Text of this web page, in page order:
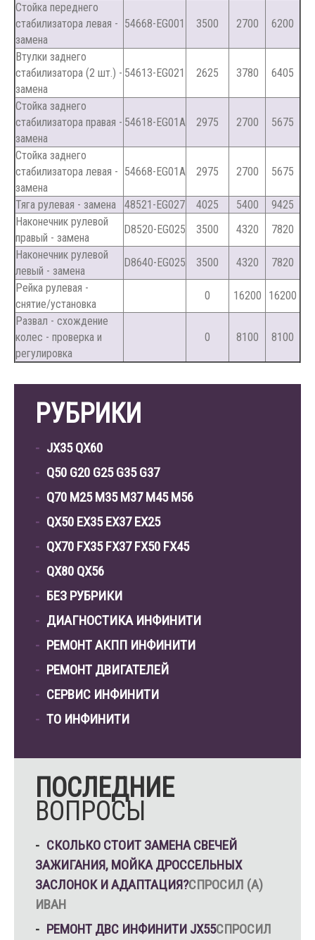
Стойка переднего
стабилизатора левая -
замена
54668-EG001 3500 2700 6200
Втулки заднего
стабилизатора (2 шт.) -
замена
54613-EG021 2625 3780 6405
Стойка заднего
стабилизатора правая -
замена
54618-EG01A 2975 2700 5675
Стойка заднего
стабилизатора левая -
замена
54668-EG01A 2975 2700 5675
Тяга рулевая - замена 48521-EG027 4025 5400
9425
Наконечник рулевой
правый - замена
D8520-EG025 3500 4320
7820
Наконечник рулевой
левый - замена
D8640-EG025 3500 4320
7820
Рейка рулевая -
снятие/установка
0 16200
16200
Развал - схождение
колес - проверка и
регулировка
0 8100 8100
РУБРИКИ
JX35 QX60
Q50 G20 G25 G35 G37
Q70 M25 M35 M37 M45 M56
QX50 EX35 EX37 EX25
QX70 FX35 FX37 FX50 FX45
QX80 QX56
БЕЗ РУБРИКИ
ДИАГНОСТИКА ИНФИНИТИ
РЕМОНТ АКПП ИНФИНИТИ
РЕМОНТ ДВИГАТЕЛЕЙ
СЕРВИС ИНФИНИТИ
ТО ИНФИНИТИ
ПОСЛЕДНИЕ
ВОПРОСЫ
СКОЛЬКО СТОИТ ЗАМЕНА СВЕЧЕЙ
ЗАЖИГАНИЯ, МОЙКА ДРОССЕЛЬНЫХ
ЗАСЛОНОК И АДАПТАЦИЯ?СПРОСИЛ (А)
ИВАН
РЕМОНТ ДВС ИНФИНИТИ JX55СПРОСИЛ